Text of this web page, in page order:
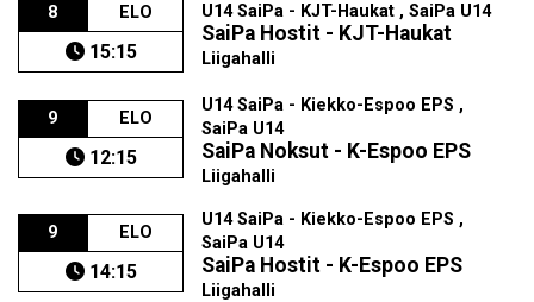
8 ELO
15:15
U14 SaiPa - KJT-Haukat , SaiPa U14
SaiPa Hostit - KJT-Haukat
Liigahalli
9 ELO
12:15
U14 SaiPa - Kiekko-Espoo EPS ,
SaiPa U14
SaiPa Noksut - K-Espoo EPS
Liigahalli
9 ELO
14:15
U14 SaiPa - Kiekko-Espoo EPS ,
SaiPa U14
SaiPa Hostit - K-Espoo EPS
Liigahalli